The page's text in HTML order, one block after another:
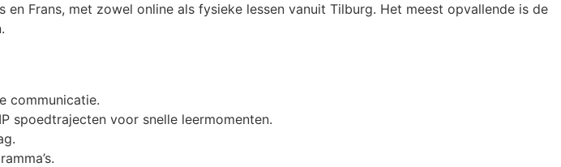
en Frans, met zowel online als fysieke lessen vanuit Tilburg. Het meest opvallende is de
communicatie.
spoedtrajecten voor snelle leermomenten.